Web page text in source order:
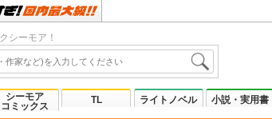
シーモア！
シーモア
コミックス
TL ライトノベル 小説・実用書